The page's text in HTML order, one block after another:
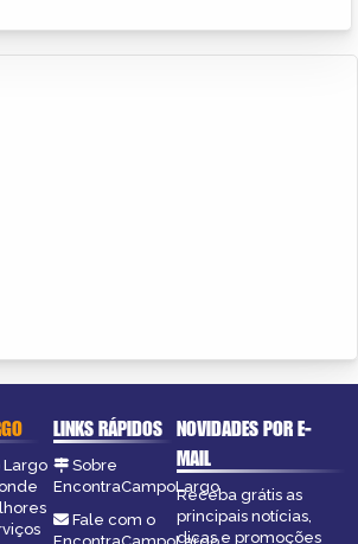
Largo
LINKS RÁPIDOS
Sobre
EncontraCampoLargo
Fale com o
NOVIDADES POR E-
MAIL
Receba grátis as
principais notícias,
dicas e promoções